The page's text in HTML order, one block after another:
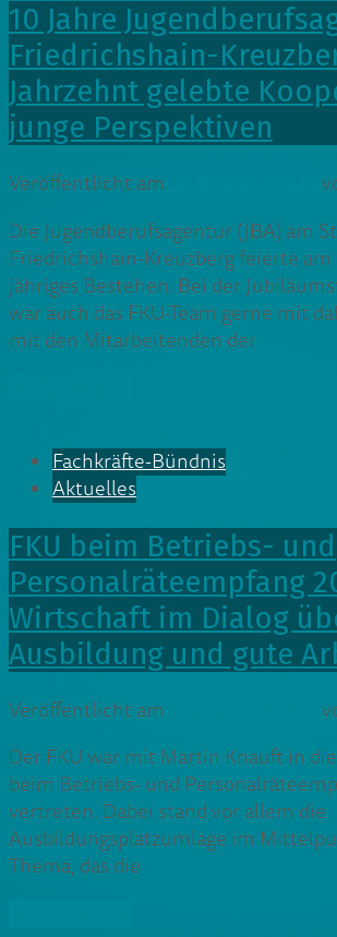
10 Jahre
Friedrichshain-
Jahrzehnt gelebte
junge Perspektiven
Veröffentlicht am
Die Jugendberufsagentur (JBA) am
Friedrichshain-Kreuzberg feierte am
jähriges Bestehen. Bei der
war auch das FKU-Team gerne mit
mit den Mitarbeitenden der
Fachkräfte-Bündnis
Aktuelles
FKU beim Betriebs- und
Personalräteempfang
Wirtschaft im Dialog
Ausbildung und gute
Veröffentlicht am
Der FKU war mit Martin Knauft in
beim Betriebs- und
vertreten. Dabei stand vor allem die
Ausbildungsplatzumlage im
Thema, das die